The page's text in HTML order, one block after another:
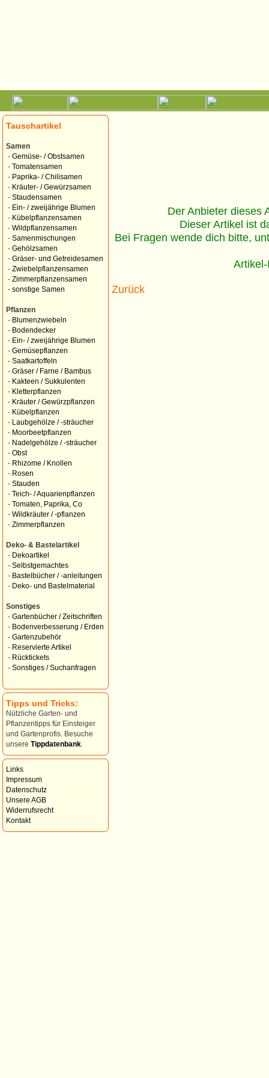
Tauschartikel
Samen
- Gemüse- / Obstsamen
- Tomatensamen
- Paprika- / Chilisamen
- Kräuter- / Gewürzsamen
- Staudensamen
- Ein- / zweijährige Blumen
- Kübelpflanzensamen
- Wildpflanzensamen
- Samenmischungen
- Gehölzsamen
- Gräser- und Getreidesamen
- Zwiebelpflanzensamen
- Zimmerpflanzensamen
- sonstige Samen
Pflanzen
- Blumenzwiebeln
- Bodendecker
- Ein- / zweijährige Blumen
- Gemüsepflanzen
- Saatkartoffeln
- Gräser / Farne / Bambus
- Kakteen / Sukkulenten
- Kletterpflanzen
- Kräuter / Gewürzpflanzen
- Kübelpflanzen
-
Laubgehölze / -sträucher
- Moorbeetpflanzen
- Nadelgehölze / -sträucher
- Obst
- Rhizome / Knollen
- Rosen
- Stauden
- Teich- / Aquarienpflanzen
- Tomaten, Paprika, Co
- Wildkräuter / -pflanzen
- Zimmerpflanzen
Deko- & Bastelartikel
- Dekoartikel
- Selbstgemachtes
- Bastelbücher / -anleitungen
- Deko- und Bastelmaterial
Sonstiges
- Gartenbücher / Zeitschriften
- Bodenverbesserung / Erden
- Gartenzubehör
- Reservierte Artikel
- Rücktickets
- Sonstiges / Suchanfragen
Tipps und Tricks:
Nützliche Garten- und
Pflanzentipps für Einsteiger
und Gartenprofis. Besuche
unsere Tippdatenbank
Links
Impressum
Datenschutz
Unsere AGB
Widerrufsrecht
Kontakt
Der Anbieter dieses
Dieser Artikel ist
Bei Fragen wende dich bitte,
Zurück